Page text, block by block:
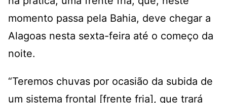
momento passa pela Bahia, deve chegar a
Alagoas nesta sexta-feira até o começo da
noite.
“Teremos chuvas por ocasião da subida de
um sistema frontal [frente fria], que trará